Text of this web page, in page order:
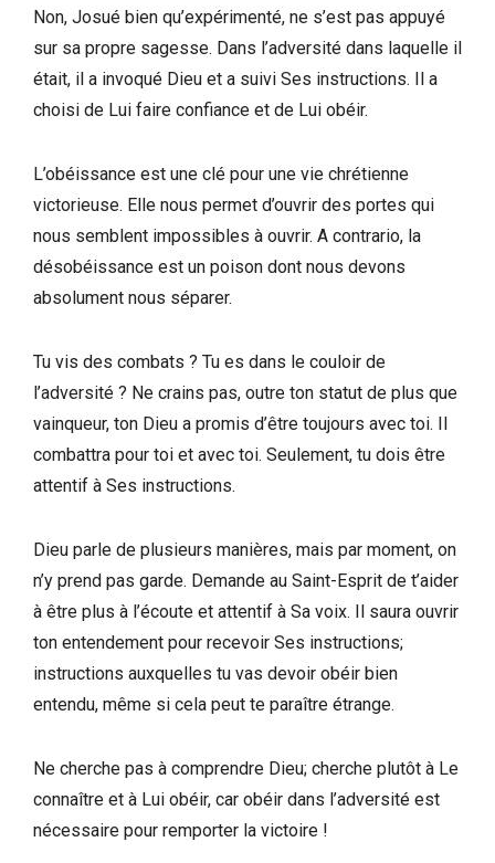
Non, Josué bien qu’expérimenté, ne s’est pas appuyé
sur sa propre sagesse. Dans l’adversité dans laquelle il
était, il a invoqué Dieu et a suivi Ses instructions. Il a
choisi de Lui faire confiance et de Lui obéir.
L’obéissance est une clé pour une vie chrétienne
victorieuse. Elle nous permet d’ouvrir des portes qui
nous semblent impossibles à ouvrir. A contrario, la
désobéissance est un poison dont nous devons
absolument nous séparer.
Tu vis des combats ? Tu es dans le couloir de
l’adversité ? Ne crains pas, outre ton statut de plus que
vainqueur, ton Dieu a promis d’être toujours avec toi. Il
combattra pour toi et avec toi. Seulement, tu dois être
attentif à Ses instructions.
Dieu parle de plusieurs manières, mais par moment, on
n’y prend pas garde. Demande au Saint-Esprit de t’aider
à être plus à l’écoute et attentif à Sa voix. Il saura ouvrir
ton entendement pour recevoir Ses instructions;
instructions auxquelles tu vas devoir obéir bien
entendu, même si cela peut te paraître étrange.
Ne cherche pas à comprendre Dieu; cherche plutôt à Le
connaître et à Lui obéir, car obéir dans l’adversité est
nécessaire pour remporter la victoire !